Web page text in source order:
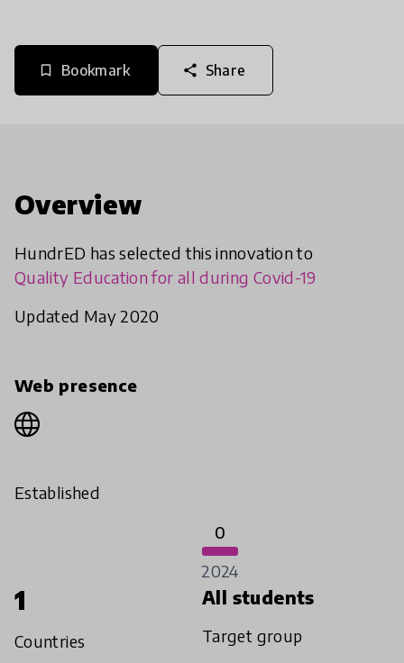
bookmark_border Bookmark share Share
Overview
HundrED has selected this innovation to
Quality Education for all during Covid-19
Updated May 2020
Web presence
Established
0
2024
1
Countries
All students
Target group